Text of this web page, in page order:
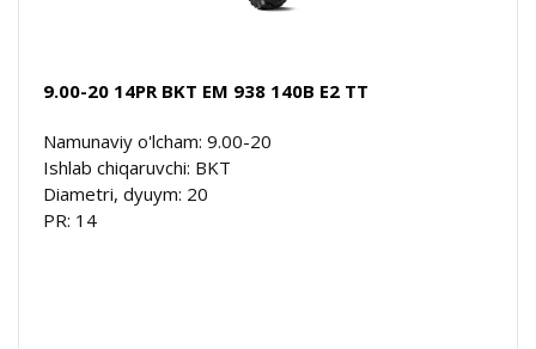
9.00-20 14PR BKT EM 938 140B E2 TT
Namunaviy o'lcham: 9.00-20
Ishlab chiqaruvchi: BKT
Diametri, dyuym: 20
PR: 14